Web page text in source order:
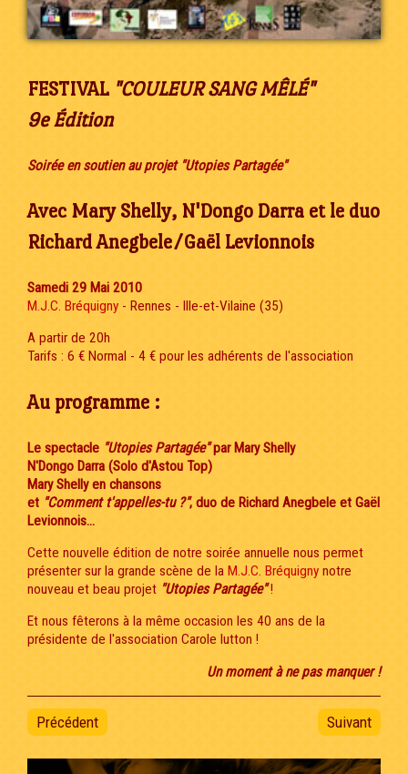
FESTIVAL "COULEUR SANG MÊLÉ"
9e Édition
Soirée en soutien au projet "Utopies Partagée"
Avec Mary Shelly, N'Dongo Darra et le duo
Richard Anegbele/Gaël Levionnois
Samedi 29 Mai 2010
M.J.C. Bréquigny - Rennes - Ille-et-Vilaine (35)
A partir de 20h
Tarifs : 6 € Normal - 4 € pour les adhérents de l'association
Au programme :
Le spectacle "Utopies Partagée"par Mary Shelly
N'Dongo Darra (Solo d'Astou Top)
Mary Shelly en chansons
et "Comment t'appelles-tu ?", duo de Richard Anegbele et Gaël
Levionnois...
Cette nouvelle édition de notre soirée annuelle nous permet
présenter sur la grande scène de la M.J.C. Bréquigny notre
nouveau et beau projet "Utopies Partagée"!
Et nous fêterons à la même occasion les 40 ans de la
présidente de l'association Carole lutton !
Un moment à ne pas manquer !
Précédent Suivant